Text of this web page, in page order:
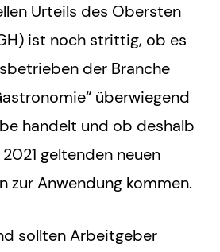
Urteils des Obersten
ist noch strittig, ob es
der Branche
überwiegend
handelt und ob deshalb
geltenden neuen
zur Anwendung kommen.
sollten Arbeitgeber